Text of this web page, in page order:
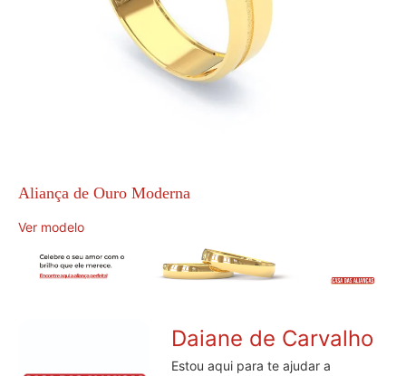
Aliança de Ouro Moderna
Ver modelo
Daiane de Carvalho
Estou aqui para te ajudar a